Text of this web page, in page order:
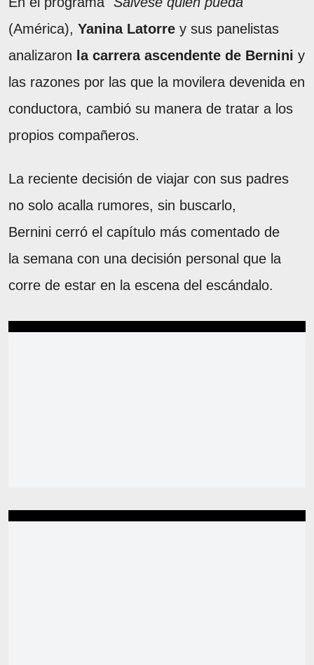
(América), Yanina Latorre y sus panelistas
analizaron la carrera ascendente de Bernini y
las razones por las que la movilera devenida en
conductora, cambió su manera de tratar a los
propios compañeros.
La reciente decisión de viajar con sus padres
no solo acalla rumores, sin buscarlo,
Bernini cerró el capítulo más comentado de
la semana con una decisión personal que la
corre de estar en la escena del escándalo.